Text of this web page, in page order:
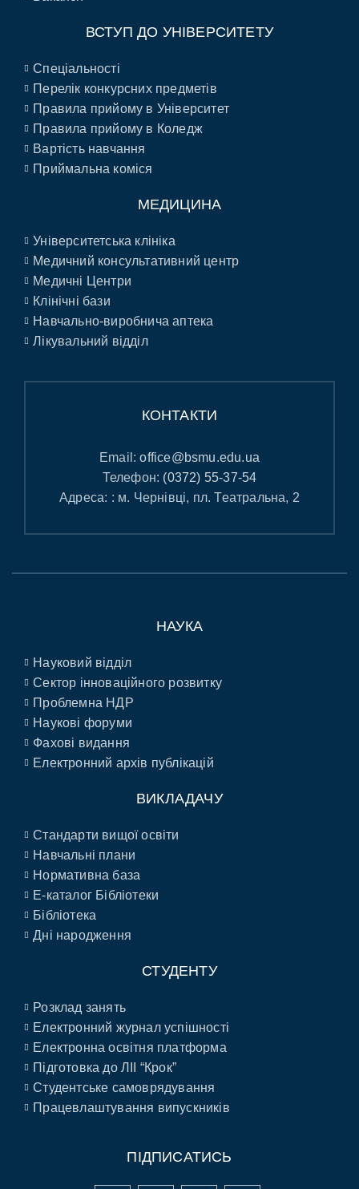
ВСТУП ДО УНІВЕРСИТЕТУ
Спеціальності
Перелік конкурсних предметів
Правила прийому в Університет
Правила прийому в Коледж
Вартість навчання
Приймальна коміся
МЕДИЦИНА
Університетська клініка
Медичний консультативний центр
Медичні Центри
Клінічні бази
Навчально-виробнича аптека
Лікувальний відділ
КОНТАКТИ
Email:office@bsmu.edu.ua
Телефон: (0372) 55-37-54
Адреса: : м. Чернівці, пл. Театральна, 2
НАУКА
Науковий відділ
Сектор інноваційного розвитку
Проблемна НДР
Наукові форуми
Фахові видання
Електронний архів публікацій
ВИКЛАДАЧУ
Стандарти вищої освіти
Навчальні плани
Нормативна база
E-каталог Бібліотеки
Бібліотека
Дні народження
СТУДЕНТУ
Розклад занять
Електронний журнал успішності
Електронна освітня платформа
Підготовка до ЛІІ “Крок”
Студентське самоврядування
Працевлаштування випускників
ПІДПИСАТИСЬ